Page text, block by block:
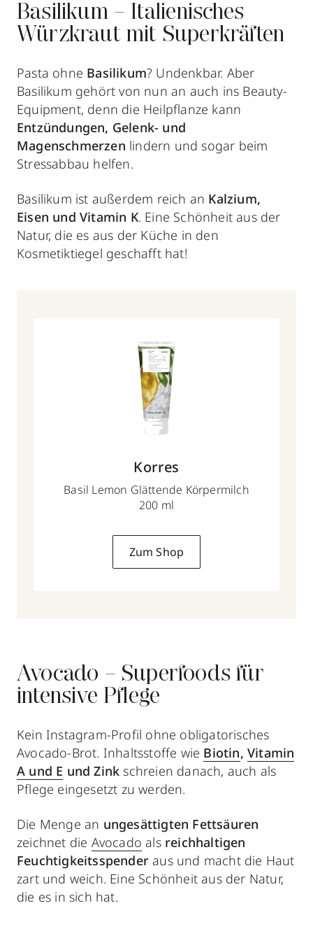
Basilikum – Italienisches
Würzkraut mit Superkräften
Pasta ohne Basilikum? Undenkbar. Aber
Basilikum gehört von nun an auch ins Beauty-
Equipment, denn die Heilpflanze kann
Entzündungen, Gelenk- und
Magenschmerzen lindern und sogar beim
Stressabbau helfen.
Basilikum ist außerdem reich an Kalzium,
Eisen und Vitamin K. Eine Schönheit aus der
Natur, die es aus der Küche in den
Kosmetiktiegel geschafft hat!
Korres
Basil Lemon Glättende Körpermilch
200 ml
Zum Shop
Avocado – Superfoods für
intensive Pflege
Kein Instagram-Profil ohne obligatorisches
Avocado-Brot. Inhaltsstoffe wie Biotin,Vitamin
A und E und Zink schreien danach, auch als
Pflege eingesetzt zu werden.
Die Menge an ungesättigten Fettsäuren
zeichnet die Avocado als reichhaltigen
Feuchtigkeitsspender aus und macht die Haut
zart und weich. Eine Schönheit aus der Natur,
die es in sich hat.